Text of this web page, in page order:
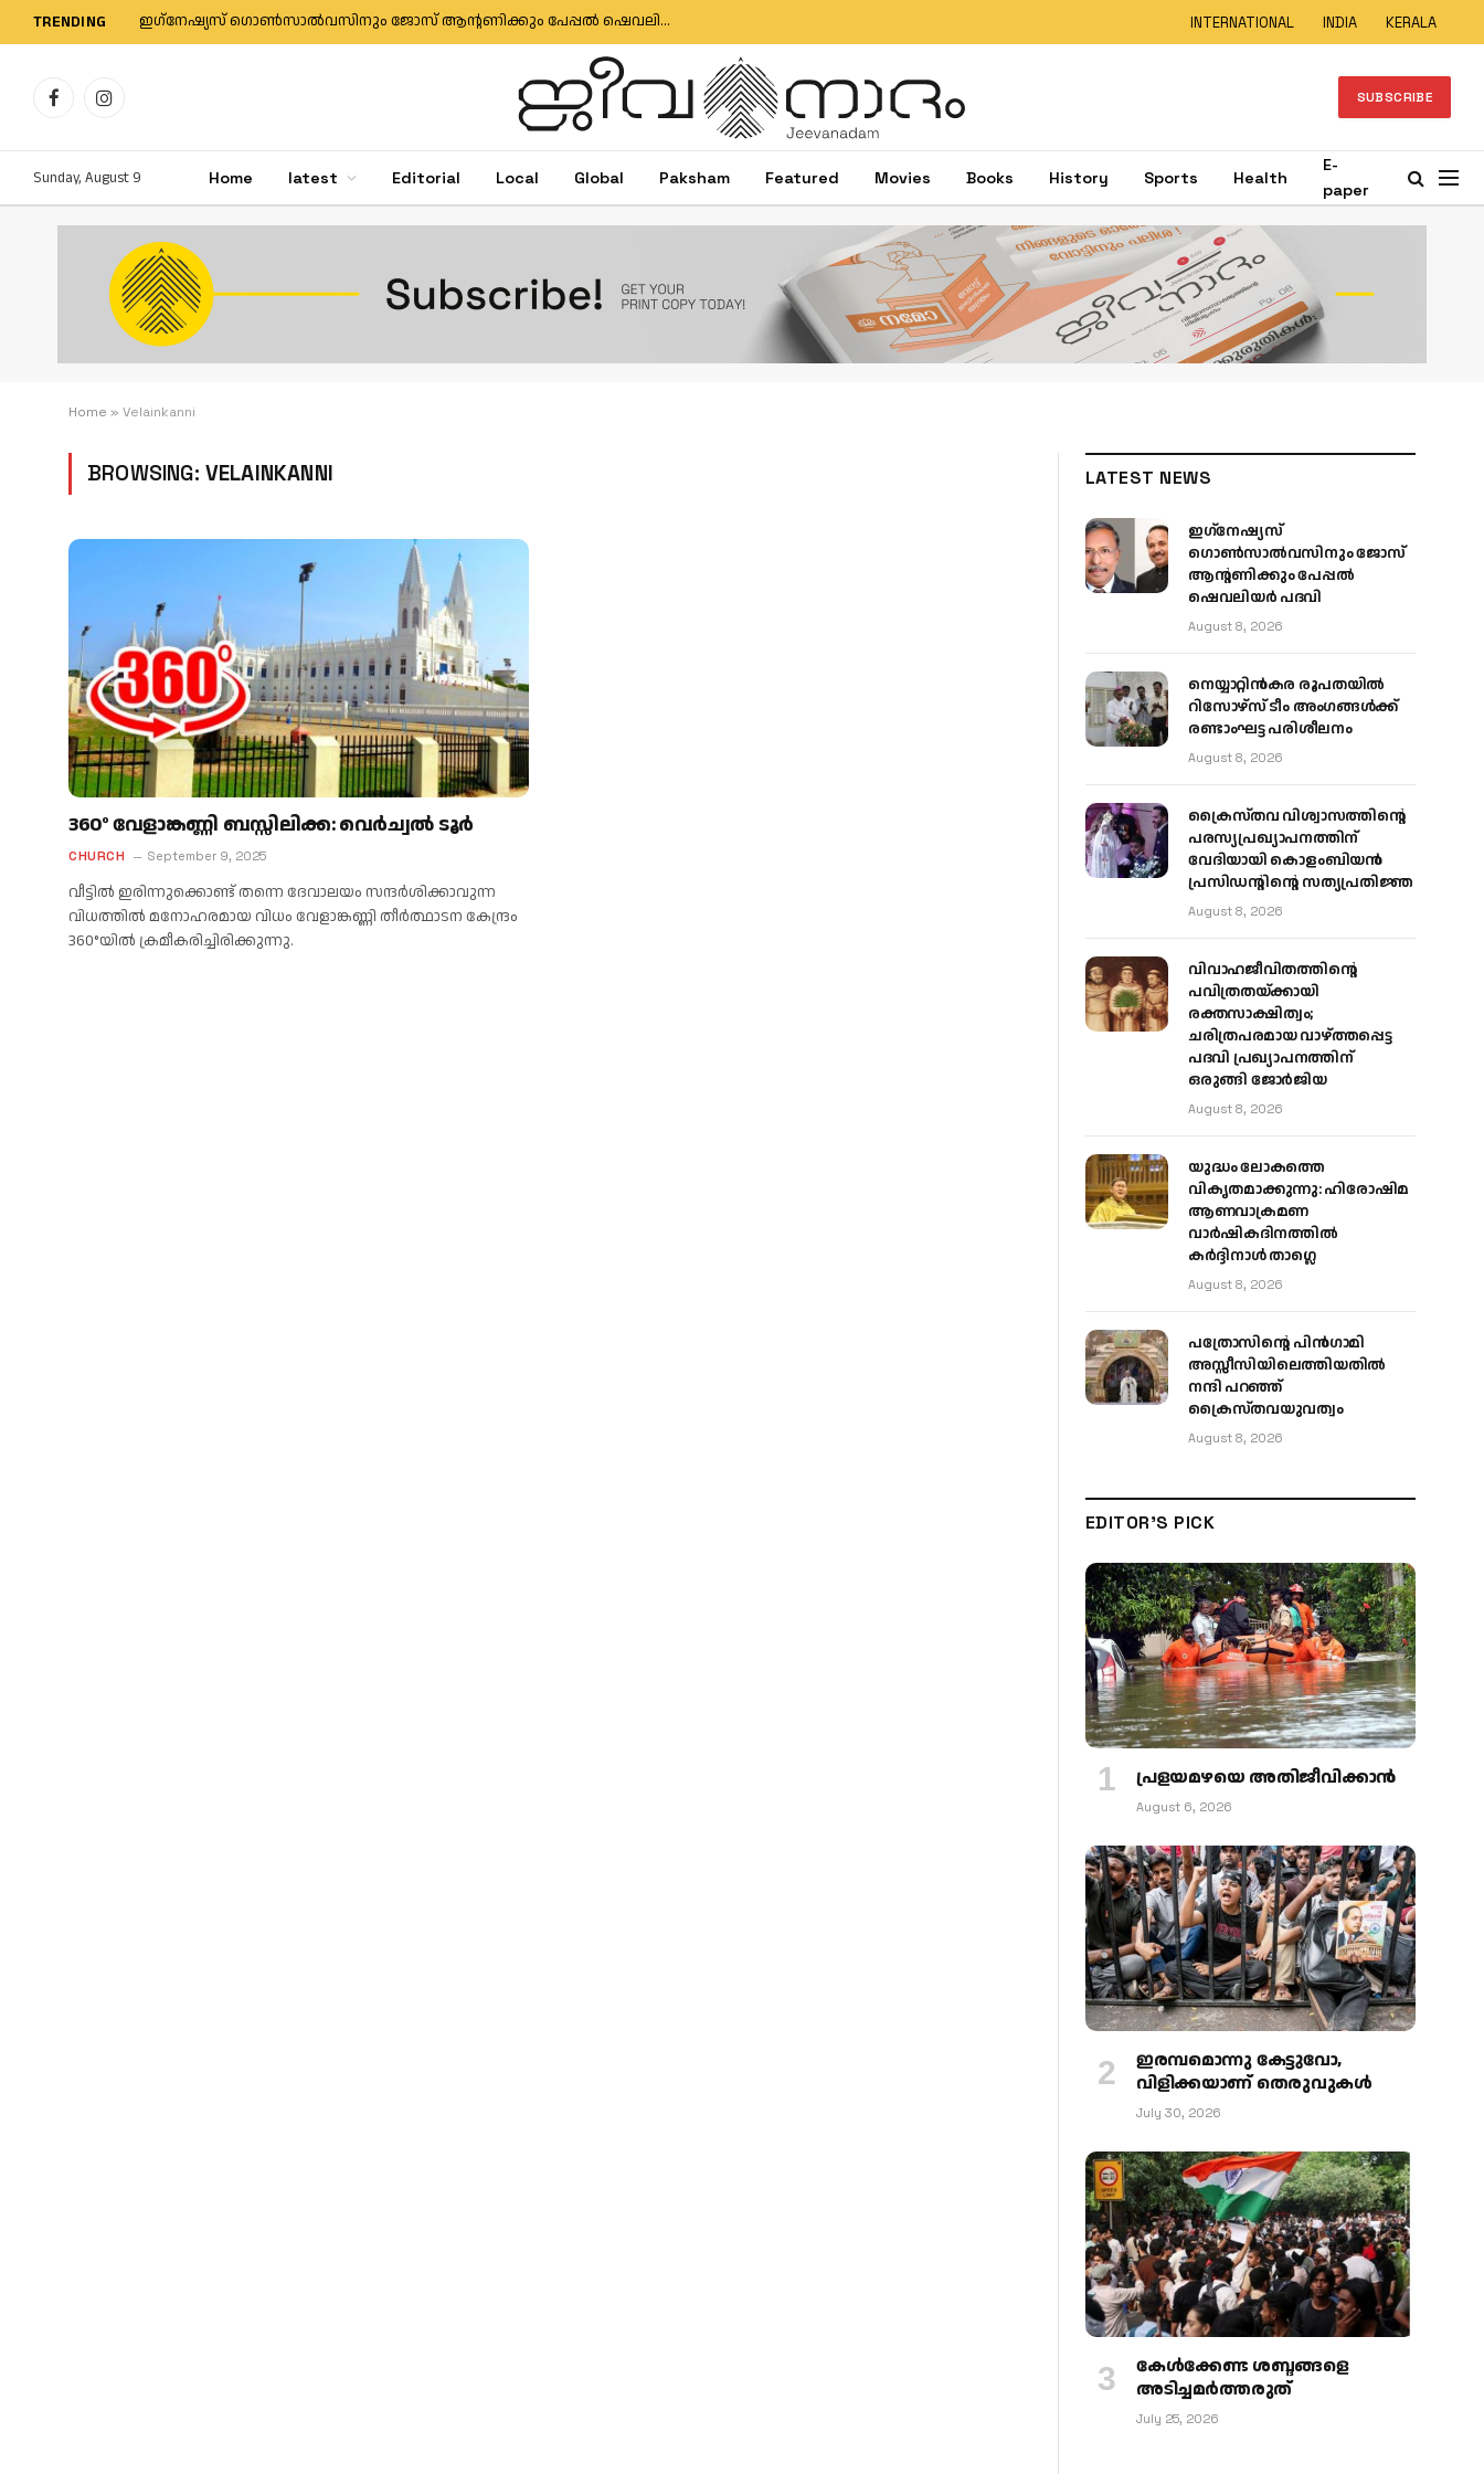
TRENDING ഇഗ്‌നേഷ്യസ് ഗൊൺസാൽവസിനും ജോസ് ആന്റണിക്കും പേപ്പൽ ഷെവലിയർ പദവി INTERNATIONAL INDIA KERALA
FacebookInstagram SUBSCRIBE
Sunday, August 9 Home latest Editorial Local Global Paksham Featured Movies Books History Sports Health
E-
paper
Home » Velainkanni
BROWSING: VELAINKANNI
360° വേളാങ്കണ്ണി ബസ്സിലിക്ക: വെർച്വൽ ടൂർ
CHURCH September 9, 2025
വീട്ടില്‍ ഇരിന്നുക്കൊണ്ട് തന്നെ ദേവാലയം സന്ദര്‍ശിക്കാവുന്ന
വിധത്തില്‍ മനോഹരമായ വിധം വേളാങ്കണ്ണി തീര്‍ത്ഥാടന കേന്ദ്രം
360°യില്‍ ക്രമീകരിച്ചിരിക്കുന്നു.
LATEST NEWS
ഇഗ്‌നേഷ്യസ്
ഗൊൺസാൽവസിനും ജോസ്
ആന്റണിക്കും പേപ്പൽ
ഷെവലിയർ പദവി
August 8, 2026
നെയ്യാറ്റിൻകര രൂപതയിൽ
റിസോഴ്സ് ടീം അംഗങ്ങൾക്ക്
രണ്ടാംഘട്ട പരിശീലനം
August 8, 2026
ക്രൈസ്തവ വിശ്വാസത്തിന്റെ
പരസ്യപ്രഖ്യാപനത്തിന്
വേദിയായി കൊളംബിയൻ
പ്രസിഡന്റിന്റെ സത്യപ്രതിജ്ഞ
August 8, 2026
വിവാഹജീവിതത്തിന്റെ
പവിത്രതയ്ക്കായി
രക്തസാക്ഷിത്വം;
ചരിത്രപരമായ വാഴ്ത്തപ്പെട്ട
പദവി പ്രഖ്യാപനത്തിന്
ഒരുങ്ങി ജോര്‍ജിയ
August 8, 2026
യുദ്ധം ലോകത്തെ
വികൃതമാക്കുന്നു: ഹിരോഷിമ
ആണവാക്രമണ
വാർഷികദിനത്തിൽ
കർദ്ദിനാൾ താഗ്ലെ
August 8, 2026
പത്രോസിന്റെ പിൻഗാമി
അസ്സീസിയിലെത്തിയതിൽ
നന്ദി പറഞ്ഞ്
ക്രൈസ്തവയുവത്വം
August 8, 2026
EDITOR'S PICK
പ്രളയമഴയെ അതിജീവിക്കാന്‍
August 6, 2026
ഇരമ്പമൊന്നു കേട്ടുവോ,
വിളിക്കയാണ് തെരുവുകള്‍
July 30, 2026
കേള്‍ക്കേണ്ട ശബ്ദങ്ങളെ
അടിച്ചമര്‍ത്തരുത്
July 25, 2026